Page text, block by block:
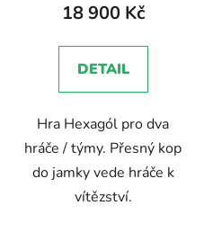
18 900 Kč
DETAIL
Hra Hexagól pro dva
hráče / týmy. Přesný kop
do jamky vede hráče k
vítězství.